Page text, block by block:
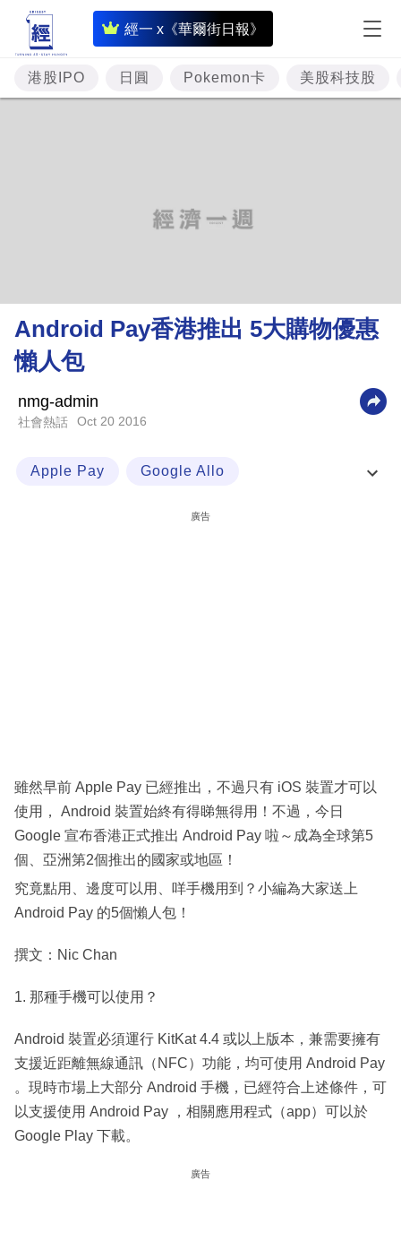
經一 x《華爾街日報》
即
時
財
經
理
財
科
區
港股IPO 日圓 Pokemon卡 美股科技股
Android Pay香港推出 5大購物優惠
懶人包
nmg-admin
社會熱話 Oct 20 2016
Apple Pay Google Allo
廣告
雖然早前 Apple Pay 已經推出，不過只有 iOS 裝置才可以
使用， Android 裝置始終有得睇無得用！不過，今日
Google 宣布香港正式推出 Android Pay 啦～成為全球第5
個、亞洲第2個推出的國家或地區！
究竟點用、邊度可以用、咩手機用到？小編為大家送上
Android Pay 的5個懶人包！
撰文：Nic Chan
1. 那種手機可以使用？
Android 裝置必須運行 KitKat 4.4 或以上版本，兼需要擁有
支援近距離無線通訊（NFC）功能，均可使用 Android Pay
。現時市場上大部分 Android 手機，已經符合上述條件，可
以支援使用 Android Pay ，相關應用程式（app）可以於
Google Play 下載。
廣告